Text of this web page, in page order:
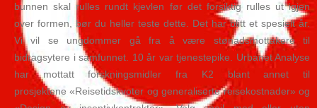
bunnen skal rulles rundt kjevlen før det forsiktig rulles ut igjen
over formen, bør du heller teste dette. Det har blitt et spesielt år.
Vi vil se ungdommer gå fra å være stønadsmottakere til
bidragsytere i samfunnet. 10 år var tjenestepike. Urbanet Analyse
har mottatt forskningsmidler fra K2 blant annet til
prosjektene «Reisetidskvoter og generaliserte reisekostnader» og